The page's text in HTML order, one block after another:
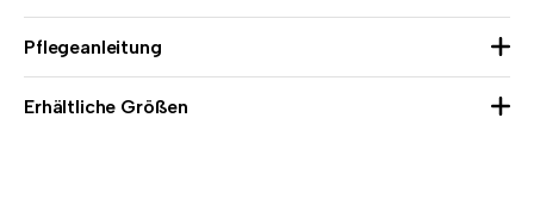
Pflegeanleitung
Erhältliche Größen